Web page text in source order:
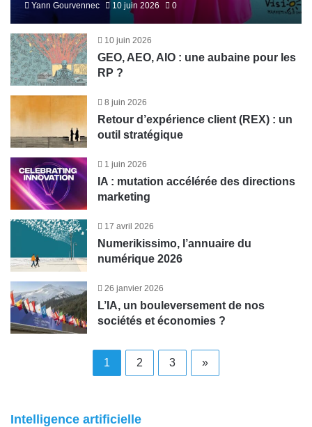
Yann Gourvennec 10 juin 2026 0
10 juin 2026
GEO, AEO, AIO : une aubaine pour les
RP ?
8 juin 2026
Retour d’expérience client (REX) : un
outil stratégique
1 juin 2026
IA : mutation accélérée des directions
marketing
17 avril 2026
Numerikissimo, l’annuaire du
numérique 2026
26 janvier 2026
L’IA, un bouleversement de nos
sociétés et économies ?
1 2 3 »
Intelligence artificielle